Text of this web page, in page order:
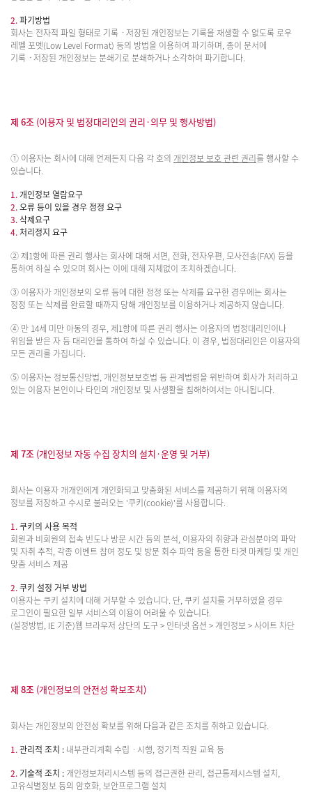
2.파기방법
회사는 전자적 파일 형태로 기록ㆍ저장된 개인정보는 기록을 재생할 수 없도록 로우
레벨 포멧(Low Level Format) 등의 방법을 이용하여 파기하며, 종이 문서에
기록ㆍ저장된 개인정보는 분쇄기로 분쇄하거나 소각하여 파기합니다.
제 6조 (이용자 및 법정대리인의 권리·의무 및 행사방법)
① 이용자는 회사에 대해 언제든지 다음 각 호의 개인정보 보호 관련 권리를 행사할 수
있습니다.
1.개인정보 열람요구
2.오류 등이 있을 경우 정정 요구
3.삭제요구
4. 처리정지 요구
② 제1항에 따른 권리 행사는 회사에 대해 서면, 전화, 전자우편, 모사전송(FAX) 등을
통하여 하실 수 있으며 회사는 이에 대해 지체없이 조치하겠습니다.
③ 이용자가 개인정보의 오류 등에 대한 정정 또는 삭제를 요구한 경우에는 회사는
정정 또는 삭제를 완료할 때까지 당해 개인정보를 이용하거나 제공하지 않습니다.
④ 만 14세 미만 아동의 경우, 제1항에 따른 권리 행사는 이용자의 법정대리인이나
위임을 받은 자 등 대리인을 통하여 하실 수 있습니다. 이 경우, 법정대리인은 이용자의
모든 권리를 가집니다.
⑤ 이용자는 정보통신망법, 개인정보보호법 등 관계법령을 위반하여 회사가 처리하고
있는 이용자 본인이나 타인의 개인정보 및 사생활을 침해하여서는 아니됩니다.
제 7조 (개인정보 자동 수집 장치의 설치·운영 및 거부)
회사는 이용자 개개인에게 개인화되고 맞춤화된 서비스를 제공하기 위해 이용자의
정보를 저장하고 수시로 불러오는 '쿠키(cookie)'를 사용합니다.
1.쿠키의 사용 목적
회원과 비회원의 접속 빈도나 방문 시간 등의 분석, 이용자의 취향과 관심분야의 파악
및 자취 추적, 각종 이벤트 참여 정도 및 방문 회수 파악 등을 통한 타겟 마케팅 및 개인
맞춤 서비스 제공
2.쿠키 설정 거부 방법
이용자는 쿠키 설치에 대해 거부할 수 있습니다. 단, 쿠키 설치를 거부하였을 경우
로그인이 필요한 일부 서비스의 이용이 어려울 수 있습니다.
(설정방법, IE 기준)웹 브라우저 상단의 도구 > 인터넷 옵션 > 개인정보 > 사이트 차단
제 8조 (개인정보의 안전성 확보조치)
회사는 개인정보의 안전성 확보를 위해 다음과 같은 조치를 취하고 있습니다.
1.관리적 조치 : 내부관리계획 수립ㆍ시행, 정기적 직원 교육 등
2. 기술적 조치 : 개인정보처리시스템 등의 접근권한 관리, 접근통제시스템 설치,
고유식별정보 등의 암호화, 보안프로그램 설치